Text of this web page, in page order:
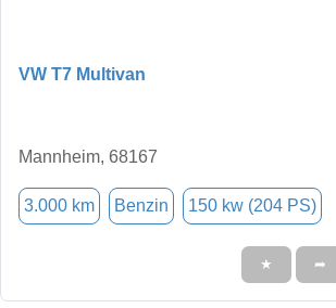
VW T7 Multivan
Mannheim, 68167
3.000 km Benzin 150 kw (204 PS)
★ ➦